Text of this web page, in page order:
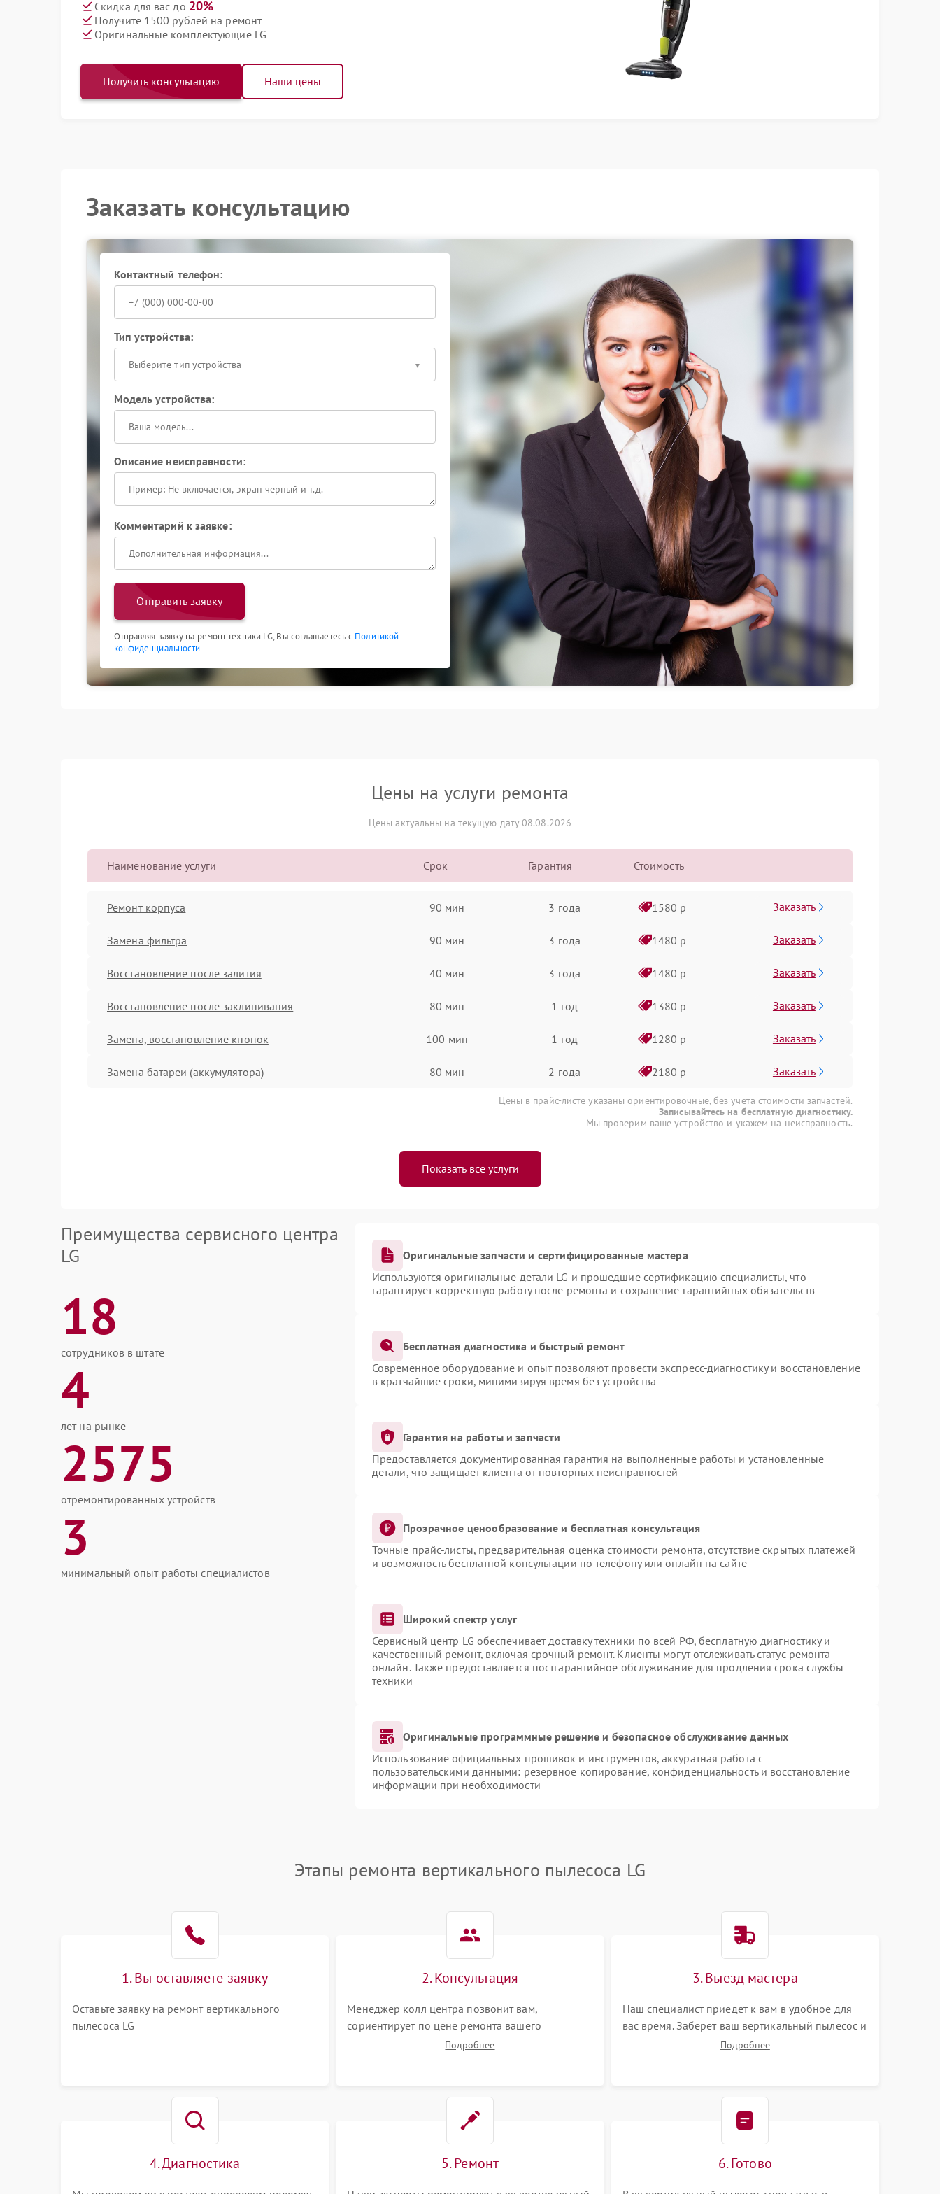
Скидка для вас до 20%
Получите 1500 рублей на ремонт
Оригинальные комплектующие LG
Получить консультацию Наши цены
Заказать консультацию
Контактный телефон:
Тип устройства:
Выберите тип устройства
Модель устройства:
Описание неисправности:
Комментарий к заявке:
Отправить заявку
Отправляя заявку на ремонт техники LG, Вы соглашаетесь с Политикой
конфиденциальности
Цены на услуги ремонта
Цены актуальны на текущую дату 08.08.2026
Наименование услуги Срок Гарантия Стоимость
Ремонт корпуса 90 мин 3 года 1580 р Заказать
Замена фильтра 90 мин 3 года 1480 р Заказать
Восстановление после залития 40 мин 3 года 1480 р Заказать
Восстановление после заклинивания 80 мин 1 год 1380 р Заказать
Замена, восстановление кнопок 100 мин 1 год 1280 р Заказать
Замена батареи (аккумулятора) 80 мин 2 года 2180 р Заказать
Цены в прайс-листе указаны ориентировочные, без учета стоимости запчастей.
Записывайтесь на бесплатную диагностику.
Мы проверим ваше устройство и укажем на неисправность.
Показать все услуги
Преимущества сервисного центра
LG
18
сотрудников в штате
4
лет на рынке
2575
отремонтированных устройств
3
минимальный опыт работы специалистов
Оригинальные запчасти и сертифицированные мастера
Используются оригинальные детали LG и прошедшие сертификацию специалисты, что
гарантирует корректную работу после ремонта и сохранение гарантийных обязательств
Бесплатная диагностика и быстрый ремонт
Современное оборудование и опыт позволяют провести экспресс-диагностику и восстановление
в кратчайшие сроки, минимизируя время без устройства
Гарантия на работы и запчасти
Предоставляется документированная гарантия на выполненные работы и установленные
детали, что защищает клиента от повторных неисправностей
Прозрачное ценообразование и бесплатная консультация
Точные прайс-листы, предварительная оценка стоимости ремонта, отсутствие скрытых платежей
и возможность бесплатной консультации по телефону или онлайн на сайте
Широкий спектр услуг
Сервисный центр LG обеспечивает доставку техники по всей РФ, бесплатную диагностику и
качественный ремонт, включая срочный ремонт. Клиенты могут отслеживать статус ремонта
онлайн. Также предоставляется постгарантийное обслуживание для продления срока службы
техники
Оригинальные программные решение и безопасное обслуживание данных
Использование официальных прошивок и инструментов, аккуратная работа с
пользовательскими данными: резервное копирование, конфиденциальность и восстановление
информации при необходимости
Этапы ремонта вертикального пылесоса LG
1. Вы оставляете заявку
Оставьте заявку на ремонт вертикального
пылесоса LG
2. Консультация
Менеджер колл центра позвонит вам,
сориентирует по цене ремонта вашего
вертикального пылесоса а также ответит на все
Подробнее
3. Выезд мастера
Наш специалист приедет к вам в удобное для
вас время. Заберет ваш вертикальный пылесос и
привезет на склад для диагностики.
Подробнее
4. Диагностика 5. Ремонт 6. Готово